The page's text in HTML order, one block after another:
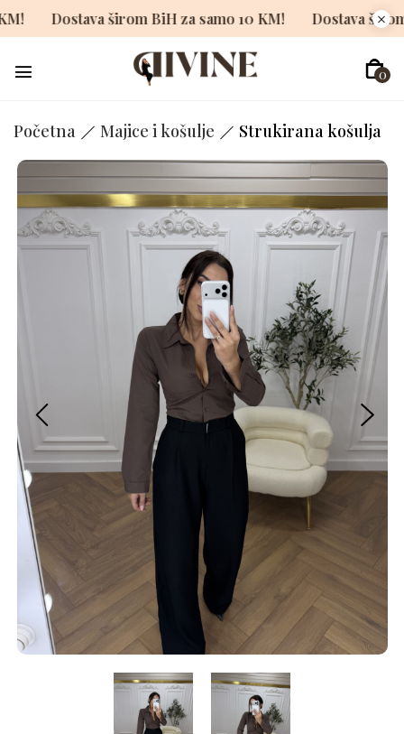
10 KM! Dostava širom BiH za samo 10 KM! Dostava
0
Početna Majice i košulje Strukirana košulja